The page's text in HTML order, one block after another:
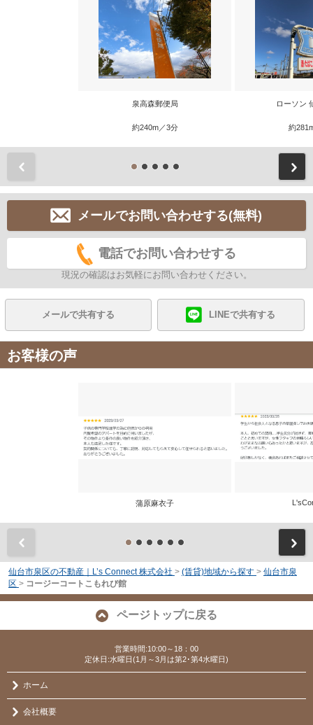
泉高森郵便局
約240m／3分
ローソン
約
メールでお問い合わせする(無料)
電話でお問い合わせする
現況の確認はお気軽にお問い合わせください。
メールで共有する LINEで共有する
お客様の声
蒲原麻衣子
仙台市泉区の不動産｜L’s Connect 株式会社 > (賃貸)地域から探す > 仙台市泉
区 > コージーコートこもれび館
ページトップに戻る
営業時間:10:00～18：00
定休日:水曜日(1月～3月は第2･第4水曜日)
ホーム
会社概要